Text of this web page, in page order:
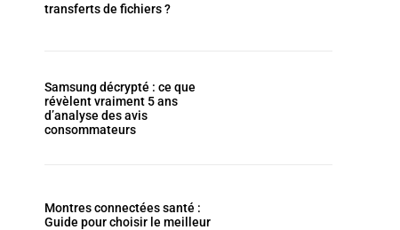
transferts de fichiers ?
Samsung décrypté : ce que
révèlent vraiment 5 ans
d’analyse des avis
consommateurs
Montres connectées santé :
Guide pour choisir le meilleur